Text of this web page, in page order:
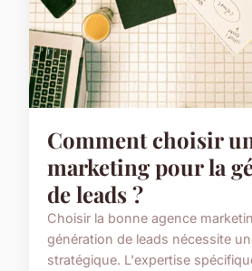
Comment choisir
marketing pour la
de leads ?
Choisir la bonne agence
génération de leads nécessite
stratégique. L'expertise